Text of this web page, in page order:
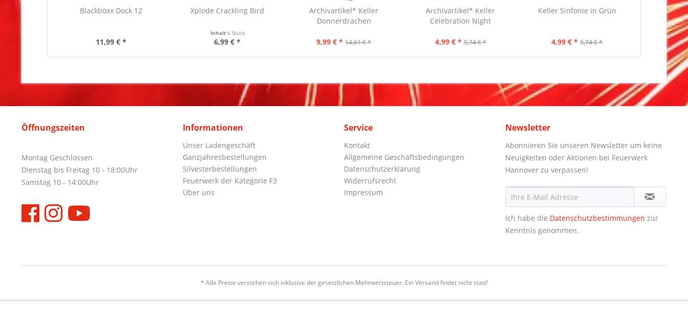
Blackboxx Dock 12
11,99 € *
Xplode Crackling Bird
Inhalt 6 Stück
6,99 € *
Archivartikel* Keller
Donnerdrachen
9,99 € * 14,61 € *
Archivartikel* Keller
Celebration Night
4,99 € * 9,74 € *
Keller Sinfonie in Grün
4,99 € * 9,74 € *
Öffnungszeiten
Montag Geschlossen
Dienstag bis Freitag 10 - 18:00Uhr
Samstag 10 - 14:00Uhr
Informationen
Unser Ladengeschäft
Ganzjahresbestellungen
Silvesterbestellungen
Feuerwerk der Kategorie F3
Über uns
Service
Kontakt
Allgemeine Geschäftsbedingungen
Datenschutzerklärung
Widerrufsrecht
Impressum
Newsletter
Abonnieren Sie unseren Newsletter um keine
Neuigkeiten oder Aktionen bei Feuerwerk
Hannover zu verpassen!
Ich habe die Datenschutzbestimmungen zur
Kenntnis genommen.
* Alle Preise verstehen sich inklusive der gesetzlichen Mehrwertsteuer. Ein Versand findet nicht statt!